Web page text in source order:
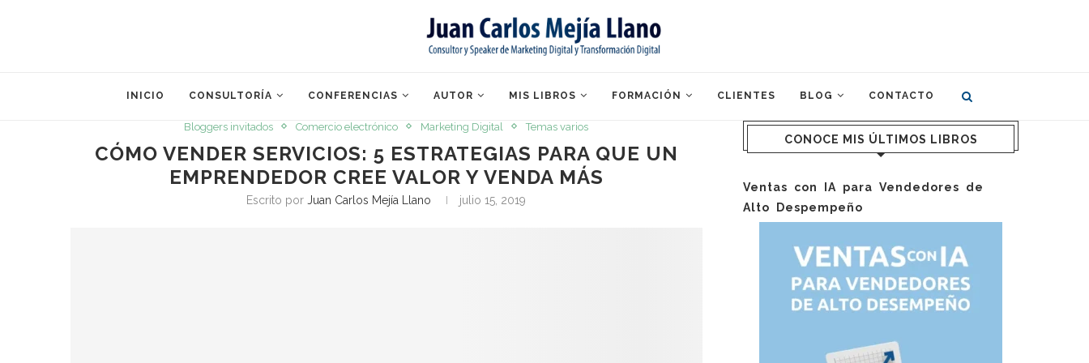
INICIO CONSULTORÍA CONFERENCIAS AUTOR MIS LIBROS FORMACIÓN CLIENTES BLOG CONTACTO
Bloggers invitados Comercio electrónico Marketing Digital Temas varios
CÓMO VENDER SERVICIOS: 5 ESTRATEGIAS PARA QUE UN
EMPRENDEDOR CREE VALOR Y VENDA MÁS
Escrito por Juan Carlos Mejía Llano julio 15, 2019
CONOCE MIS ÚLTIMOS LIBROS
Ventas con IA para Vendedores de
Alto Despempeño